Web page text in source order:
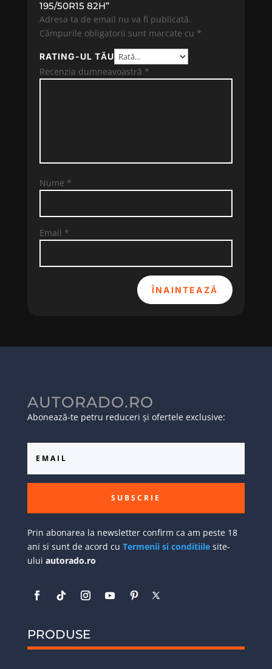
195/50R15 82H”
Adresa ta de email nu va fi publicată.
Câmpurile obligatorii sunt marcate cu *
RATING-UL TĂU
Recenzia dumneavoastră *
Nume *
Email *
ÎNAINTEAZĂ
AUTORADO.RO
Abonează-te petru reduceri și ofertele exclusive:
SUBSCRIE
Prin abonarea la newsletter confirm ca am peste 18
ani si sunt de acord cu Termenii si conditiilesite-
ului autorado.ro
PRODUSE